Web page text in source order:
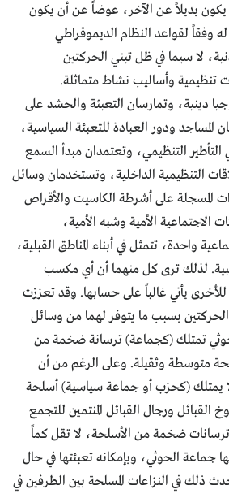
بديلاً عن الآخر، عوضاً عن أن يكون
وفقاً لقواعد النظام الديموقراطي
لا سيما في ظل تبني الحركتين
تنظيمية وأساليب نشاط متماثلة.
دينية، وتمارسان التعبئة والحشد على
ودور العبادة للتعبئة السياسية،
التأطير التنظيمي، وتعتمدان مبدأ السمع
التنظيمية الداخلية، وتستخدمان وسائل
المسجلة على أشرطة الكاسيت والأقراص
الاجتماعية الأمية وشبه الأمية،
واحدة، تتمثل في أبناء المناطق القبلية،
لذلك ترى كل منهما أن أي مكسب
يأتي غالباً على حسابها. وقد تعززت
الحركتين بسبب ما يتوفر لهما من وسائل
تمتلك (كجماعة) ترسانة ضخمة من
متوسطة وثقيلة. وعلى الرغم من أن
يمتلك (كحزب أو جماعة سياسية) أسلحة
ورجال القبائل المنتمين للتجمع
ترسانات ضخمة من الأسلحة، لا تقل كماً
جماعة الحوثي، وبإمكانه تعبئتها في حال
ذلك في النزاعات المسلحة بين الطرفين في